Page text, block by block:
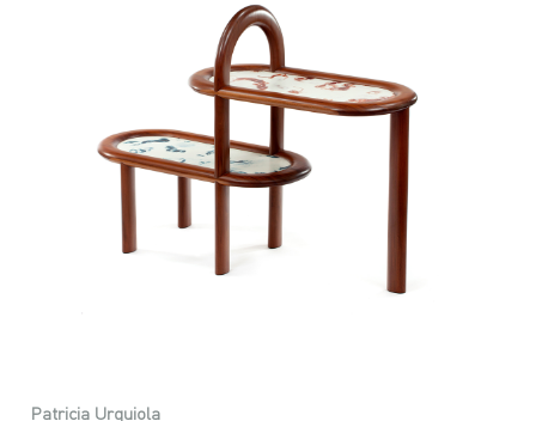
Patricia Urquiola